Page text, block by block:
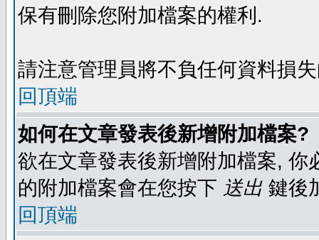
保有刪除您附加檔案的權利.
請注意管理員將不負任何資料損
回頂端
如何在文章發表後新增附加檔案?
欲在文章發表後新增附加檔案,
的附加檔案會在您按下 送出 鍵後
回頂端